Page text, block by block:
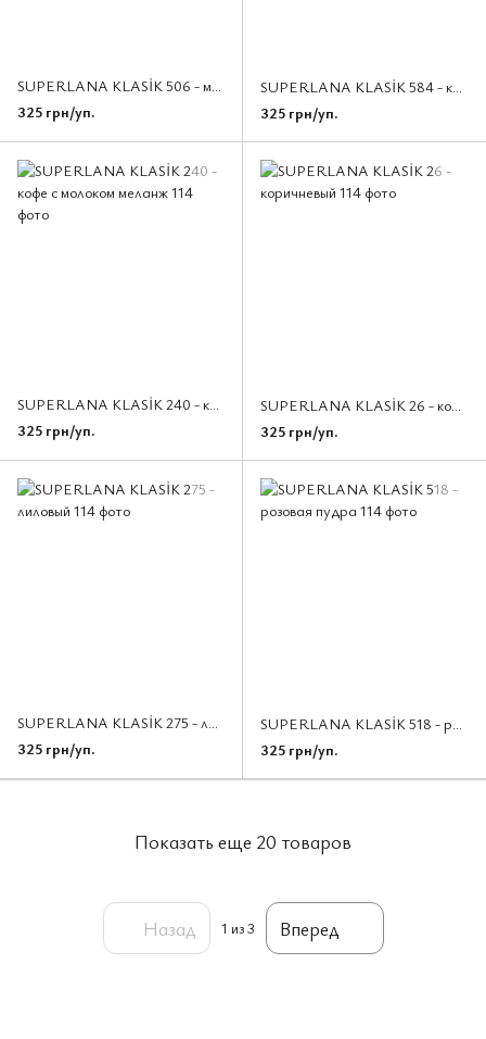
SUPERLANA KLASİK 506 - молочно - бежевый
325 грн/уп.
SUPERLANA KLASİK 584 - кофе с молоком
325 грн/уп.
SUPERLANA KLASİK 240 - кофе с молоком меланж
325 грн/уп.
SUPERLANA KLASİK 26 - коричневый
325 грн/уп.
SUPERLANA KLASİK 275 - лиловый
325 грн/уп.
SUPERLANA KLASİK 518 - розовая пудра
325 грн/уп.
Показать еще 20 товаров
Назад 1 из 3 Вперед